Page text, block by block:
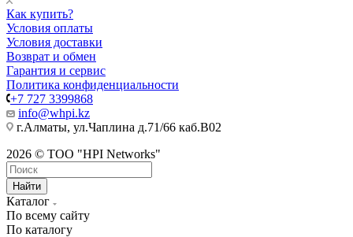
Как купить?
Условия оплаты
Условия доставки
Возврат и обмен
Гарантия и сервис
Политика конфиденциальности
+7 727 3399868
info@whpi.kz
г.Алматы, ул.Чаплина д.71/66 каб.B02
2026 © ТОО "HPI Networks"
Найти
Каталог
По всему сайту
По каталогу